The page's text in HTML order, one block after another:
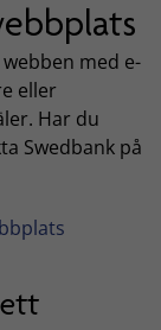
med e-
eller
Har du
Swedbank på